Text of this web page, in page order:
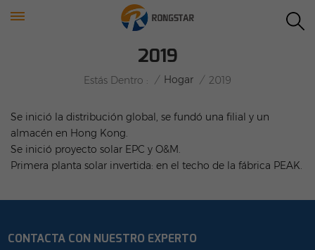
2019
Estás Dentro : / Hogar / 2019
Se inició la distribución global, se fundó una filial y un
almacén en Hong Kong.
Se inició proyecto solar EPC y O&M.
Primera planta solar invertida: en el techo de la fábrica PEAK.
CONTACTA CON NUESTRO EXPERTO